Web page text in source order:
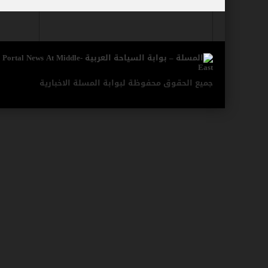
كأس العالم وحتى لا تضيع
جميع الحقوق محفوظة لبوابة المسلة الاخبارية